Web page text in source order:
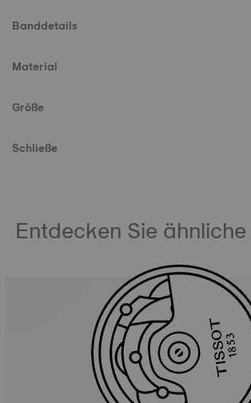
Banddetails
Material
Größe
Schließe
Entdecken Sie